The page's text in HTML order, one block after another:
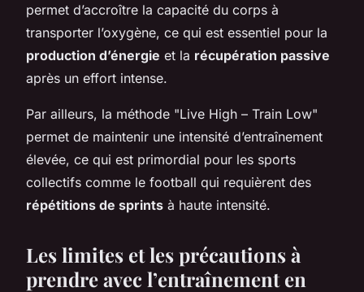
permet d’accroître la capacité du corps à
transporter l’oxygène, ce qui est essentiel pour la
production d’énergie et la récupération passive
après un effort intense.
Par ailleurs, la méthode "Live High – Train Low"
permet de maintenir une intensité d’entraînement
élevée, ce qui est primordial pour les sports
collectifs comme le football qui requièrent des
répétitions de sprints à haute intensité.
Les limites et les précautions à
prendre avec l’entraînement en